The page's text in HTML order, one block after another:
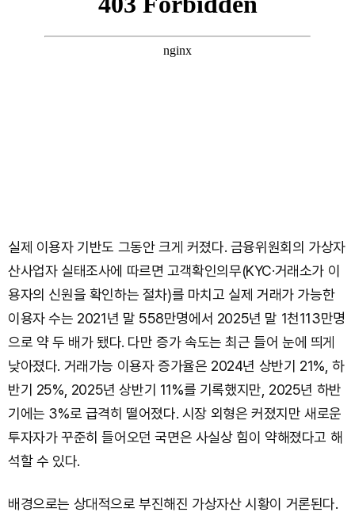
실제 이용자 기반도 그동안 크게 커졌다. 금융위원회의 가상자
산사업자 실태조사에 따르면 고객확인의무(KYC·거래소가 이
용자의 신원을 확인하는 절차)를 마치고 실제 거래가 가능한
이용자 수는 2021년 말 558만명에서 2025년 말 1천113만명
으로 약 두 배가 됐다. 다만 증가 속도는 최근 들어 눈에 띄게
낮아졌다. 거래가능 이용자 증가율은 2024년 상반기 21%, 하
반기 25%, 2025년 상반기 11%를 기록했지만, 2025년 하반
기에는 3%로 급격히 떨어졌다. 시장 외형은 커졌지만 새로운
투자자가 꾸준히 들어오던 국면은 사실상 힘이 약해졌다고 해
석할 수 있다.
배경으로는 상대적으로 부진해진 가상자산 시황이 거론된다.